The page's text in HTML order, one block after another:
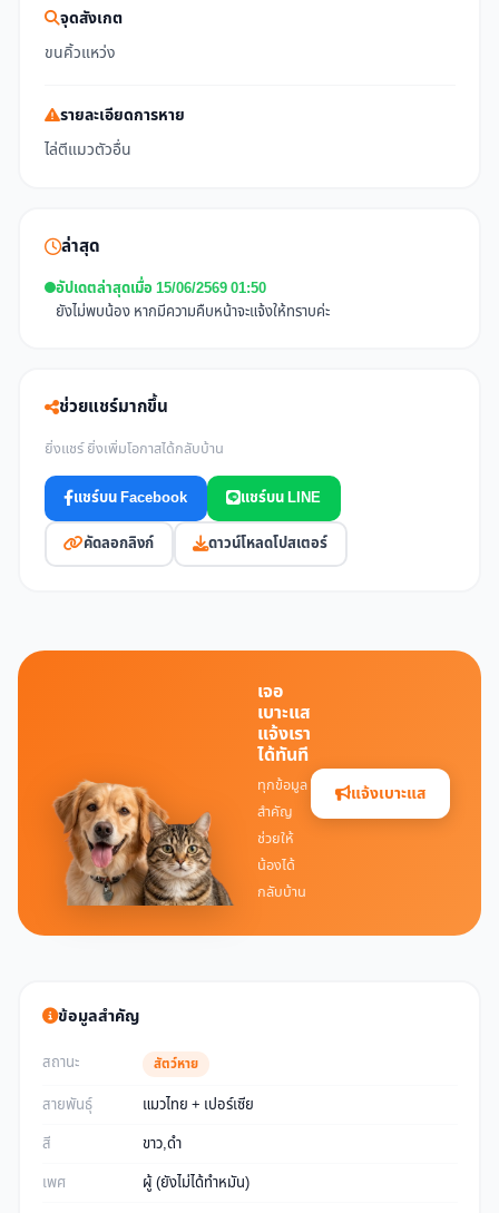
จุดสังเกต
ขนคิ้วแหว่ง
รายละเอียดการหาย
ไล่ตีแมวตัวอื่น
ล่าสุด
อัปเดตล่าสุดเมื่อ 15/06/2569 01:50
ยังไม่พบน้อง หากมีความคืบหน้าจะแจ้งให้ทราบค่ะ
ช่วยแชร์มากขึ้น
ยิ่งแชร์ ยิ่งเพิ่มโอกาสได้กลับบ้าน
แชร์บน Facebook แชร์บน LINE
คัดลอกลิงก์ ดาวน์โหลดโปสเตอร์
เจอ
เบาะแส
แจ้งเรา
ได้ทันที
ทุกข้อมูล
สำคัญ
ช่วยให้
น้องได้
กลับบ้าน
แจ้งเบาะแส
ข้อมูลสำคัญ
สถานะ สัตว์หาย
สายพันธุ์
แมวไทย + เปอร์เซีย
สี
ขาว,ดำ
เพศ
ผู้ (ยังไม่ได้ทำหมัน)